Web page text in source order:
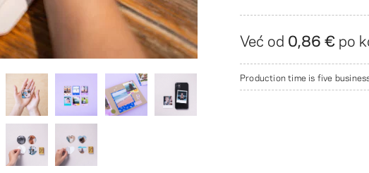
Već od 0,86 € po
Production time is five